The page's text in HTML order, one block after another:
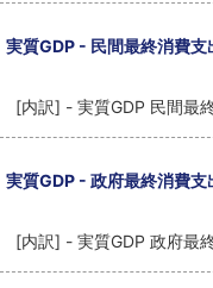
実質GDP - 民間最終消費支
[内訳] - 実質GDP 民間最
実質GDP - 政府最終消費支
[内訳] - 実質GDP 政府最